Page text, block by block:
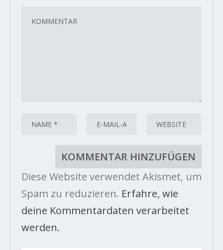
Diese Website verwendet Akismet, um
Spam zu reduzieren. Erfahre, wie
deine Kommentardaten verarbeitet
werden.